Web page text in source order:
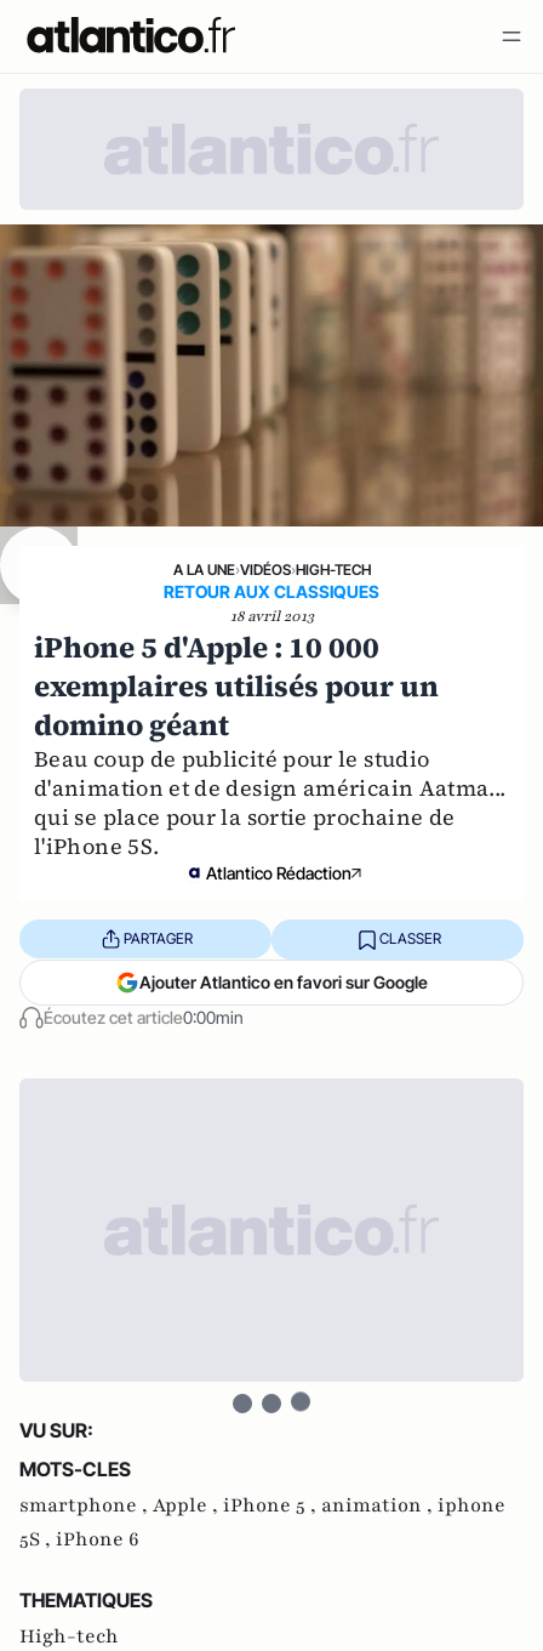
A LA UNE›VIDÉOS›HIGH-TECH
RETOUR AUX CLASSIQUES
18 avril 2013
iPhone 5 d'Apple : 10 000
exemplaires utilisés pour un
domino géant
Beau coup de publicité pour le studio
d'animation et de design américain Aatma...
qui se place pour la sortie prochaine de
l'iPhone 5S.
Atlantico Rédaction
Écoutez cet article0:00min
PARTAGER CLASSER
Ajouter Atlantico en favori sur Google
VU SUR:
MOTS-CLES
smartphone , Apple , iPhone 5 , animation , iphone
5S , iPhone 6
THEMATIQUES
High-tech